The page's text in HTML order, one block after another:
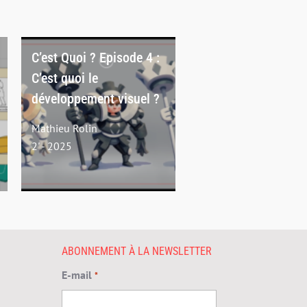
C’est Quoi ? Episode 4 :
C’est quoi le
développement visuel ?
Mathieu Rolin
2' - 2025
ABONNEMENT À LA NEWSLETTER
E-mail *